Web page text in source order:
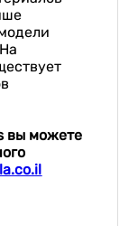
вы можете
.co.il